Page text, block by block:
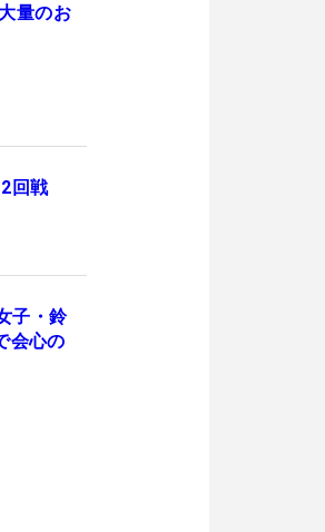
量のお
回戦
子・鈴
会心の